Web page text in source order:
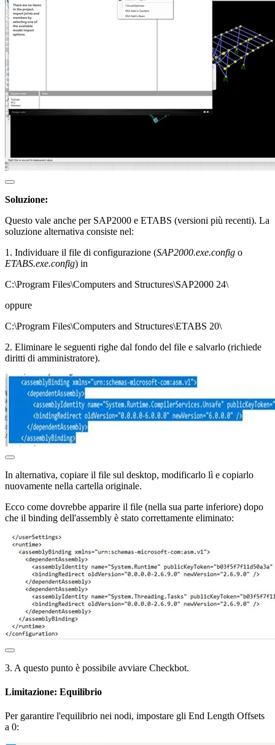
Soluzione:
Questo vale anche per SAP2000 e ETABS (versioni più recenti). La
soluzione alternativa consiste nel:
1. Individuare il file di configurazione (SAP2000.exe.config o
ETABS.exe.config) in
C:\Program Files\Computers and Structures\SAP2000 24\
oppure
C:\Program Files\Computers and Structures\ETABS 20\
2. Eliminare le seguenti righe dal fondo del file e salvarlo (richiede
diritti di amministratore).
In alternativa, copiare il file sul desktop, modificarlo lì e copiarlo
nuovamente nella cartella originale.
Ecco come dovrebbe apparire il file (nella sua parte inferiore) dopo
che il binding dell'assembly è stato correttamente eliminato:
3. A questo punto è possibile avviare Checkbot.
Limitazione: Equilibrio
Per garantire l'equilibrio nei nodi, impostare gli End Length Offsets
a 0: